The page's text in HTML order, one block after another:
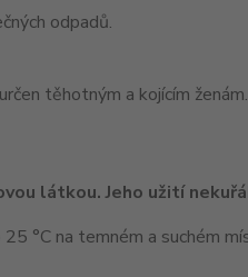
odpadů.
látkou. Jeho užití
°C na temném a suchém